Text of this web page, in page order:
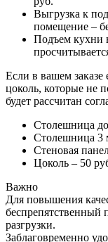
Выгрузка к
помещение –
Подъем кухни
Если в вашем заказе
цоколь, которые не
будет рассчитан
Столешница
Столешница 3
Стеновая
Цоколь – 50
Важно
Для повышения
разгрузки.
Заблаговременно